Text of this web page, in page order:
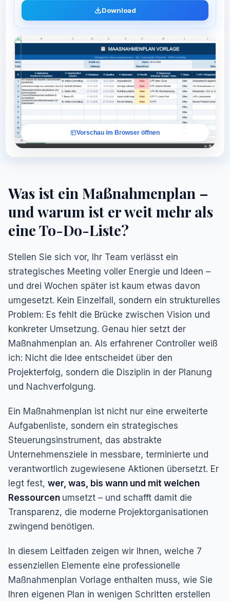
Download
Vorschau im Browser öffnen
Was ist ein Maßnahmenplan –
und warum ist er weit mehr als
eine To-Do-Liste?
Stellen Sie sich vor, Ihr Team verlässt ein
strategisches Meeting voller Energie und Ideen –
und drei Wochen später ist kaum etwas davon
umgesetzt. Kein Einzelfall, sondern ein strukturelles
Problem: Es fehlt die Brücke zwischen Vision und
konkreter Umsetzung. Genau hier setzt der
Maßnahmenplan an. Als erfahrener Controller weiß
ich: Nicht die Idee entscheidet über den
Projekterfolg, sondern die Disziplin in der Planung
und Nachverfolgung.
Ein Maßnahmenplan ist nicht nur eine erweiterte
Aufgabenliste, sondern ein strategisches
Steuerungsinstrument, das abstrakte
Unternehmensziele in messbare, terminierte und
verantwortlich zugewiesene Aktionen übersetzt. Er
legt fest, wer, was, bis wann und mit welchen
Ressourcen umsetzt – und schafft damit die
Transparenz, die moderne Projektorganisationen
zwingend benötigen.
In diesem Leitfaden zeigen wir Ihnen, welche 7
essenziellen Elemente eine professionelle
Maßnahmenplan Vorlage enthalten muss, wie Sie
Ihren eigenen Plan in wenigen Schritten erstellen